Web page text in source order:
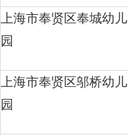
上海市奉贤区奉城幼儿
园
上海市奉贤区邬桥幼儿
园